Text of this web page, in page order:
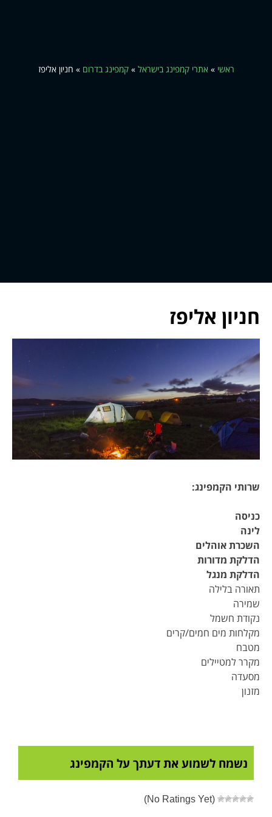
ראשי »אתרי קמפינג בישראל »קמפינג בדרום » חניון אליפז
חניון אליפז
שרותי הקמפינג:
כניסה
לינה
השכרת אוהלים
הדלקת מדורות
הדלקת מנגל
תאורה בלילה
שמירה
נקודת חשמל
מקלחות מים חמים/קרים
מטבח
מקרר למטיילים
מסעדה
מזנון
נשמח לשמוע את דעתך על הקמפינג
(No Ratings Yet)